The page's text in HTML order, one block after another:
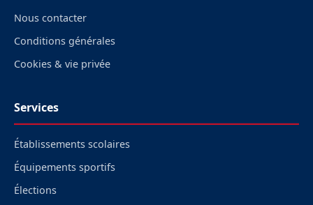
Nous contacter
Conditions générales
Cookies & vie privée
Services
Établissements scolaires
Équipements sportifs
Élections